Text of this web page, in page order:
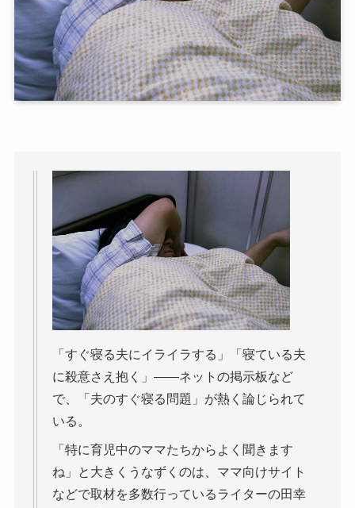
「すぐ寝る夫にイライラする」「寝ている夫
に殺意さえ抱く」――ネットの掲示板など
で、「夫のすぐ寝る問題」が熱く論じられて
いる。
「特に育児中のママたちからよく聞きます
ね」と大きくうなずくのは、ママ向けサイト
などで取材を多数行っているライターの田幸